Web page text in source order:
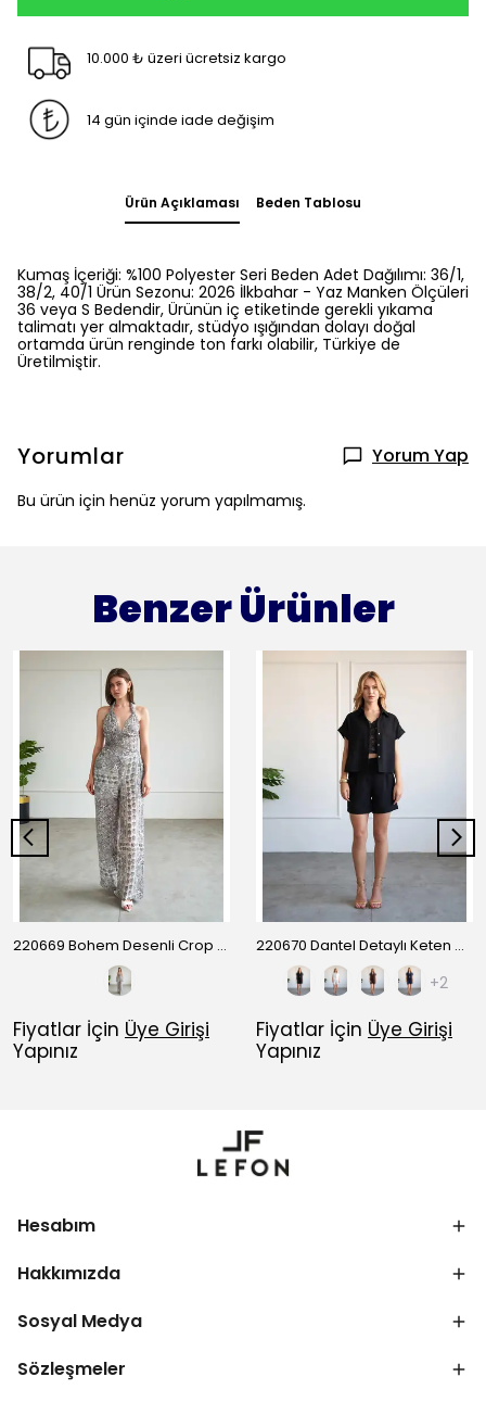
10.000 ₺ üzeri ücretsiz kargo
14 gün içinde iade değişim
Ürün Açıklaması Beden Tablosu
Kumaş İçeriği: %100 Polyester Seri Beden Adet Dağılımı: 36/1,
38/2, 40/1 Ürün Sezonu: 2026 İlkbahar - Yaz Manken Ölçüleri
36 veya S Bedendir, Ürünün iç etiketinde gerekli yıkama
talimatı yer almaktadır, stüdyo ışığından dolayı doğal
ortamda ürün renginde ton farkı olabilir, Türkiye de
Üretilmiştir.
Yorumlar Yorum Yap
Bu ürün için henüz yorum yapılmamış.
Benzer Ürünler
220669 Bohem Desenli Crop Pantolon Takım
Fiyatlar İçin Üye Girişi
Yapınız
220670 Dantel Detaylı Keten Gömlek Şort Takım
+2
Fiyatlar İçin Üye Girişi
Yapınız
Hesabım
Hakkımızda
Sosyal Medya
Sözleşmeler